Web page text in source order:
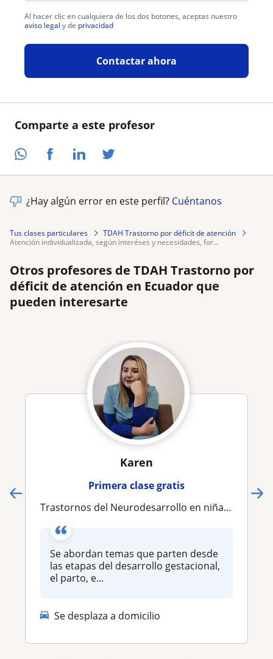
Comparte a este profesor
Al hacer clic en cualquiera de los dos botones, aceptas nuestro
aviso legal y de privacidad
Contactar ahora
¿Hay algún error en este perfil? Cuéntanos
Tus clases particulares
TDAH Trastorno por déficit de atención
atención individualizada, según interéses y necesidades, for...
Otros profesores de TDAH Trastorno por
déficit de atención en Ecuador que
pueden interesarte
Karen
Primera clase gratis
Trastornos del Neurodesarrollo en niñas, niños y adolescentes
Se abordan temas que parten desde
las etapas del desarrollo gestacional,
el parto, e...
Se desplaza a domicilio